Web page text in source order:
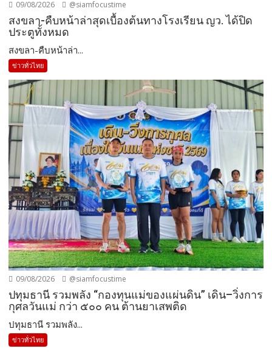
09/08/2026 @siamfocustime
สงขลา-คืบหน้าล่าสุดเบื้องต้นทางโรงเรียน ญว. ได้ปิด
ประตูทั้งหมด
สงขลา-คืบหน้าล่า...
ข่าวทั่วไทย
09/08/2026 @siamfocustime
ปทุมธานี รวมพลัง “กองทุนแม่ของแผ่นดิน” เดิน–วิ่งการ
กุศลวันแม่ กว่า ๕๐๐ คน ต้านยาเสพติด
ปทุมธานี รวมพลัง...
ข่าวทั่วไทย